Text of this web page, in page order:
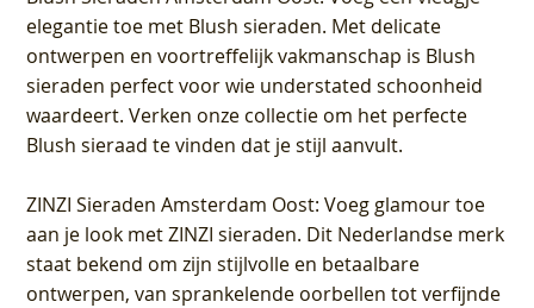
elegantie toe met Blush sieraden. Met delicate
ontwerpen en voortreffelijk vakmanschap is Blush
sieraden perfect voor wie understated schoonheid
waardeert. Verken onze collectie om het perfecte
Blush sieraad te vinden dat je stijl aanvult.
ZINZI Sieraden Amsterdam Oost: Voeg glamour toe
aan je look met ZINZI sieraden. Dit Nederlandse merk
staat bekend om zijn stijlvolle en betaalbare
ontwerpen, van sprankelende oorbellen tot verfijnde